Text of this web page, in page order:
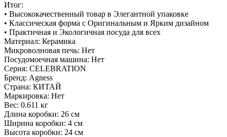
Итог:
• Высококачественный товар в Элегантной упаковке
• Классическая форма с Оригинальным и Ярким дизайном
• Практичная и Экологичная посуда для всех
Материал: Керамика
Микроволновая печь: Нет
Посудомоечная машина: Нет
Серия: CELEBRATION
Бренд: Agness
Страна: КИТАЙ
Маркировка: Нет
Вес: 0.611 кг
Длина коробки: 26 см
Ширина коробки: 4 см
Высота коробки: 24 см